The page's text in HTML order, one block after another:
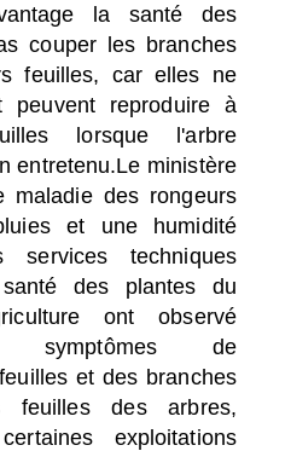
la santé des
couper les branches
feuilles, car elles ne
reproduire à
lorsque l'arbre
entretenu.Le ministère
maladie des rongeurs
et une humidité
services techniques
des plantes du
ont observé
symptômes de
et des branches
des arbres,
exploitations